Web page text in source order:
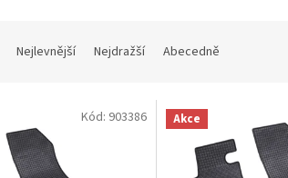
Nejlevnější Nejdražší Abecedně
Kód: 903386 Akce